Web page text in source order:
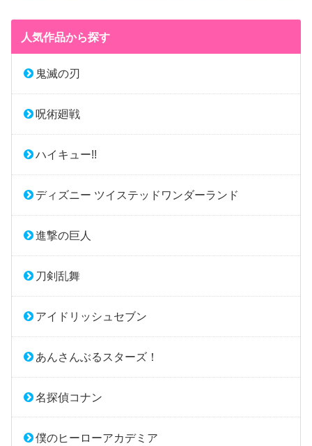
人気作品から探す
鬼滅の刃
呪術廻戦
ハイキュー!!
ディズニー ツイステッドワンダーランド
進撃の巨人
刀剣乱舞
アイドリッシュセブン
あんさんぶるスターズ！
名探偵コナン
僕のヒーローアカデミア